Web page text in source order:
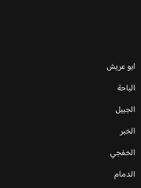
ابو عريش
الباحة
الجبيل
الخبر
الخفجي
الدمام